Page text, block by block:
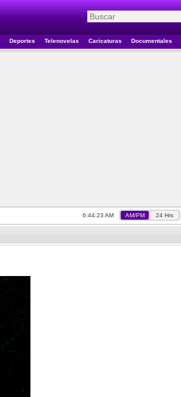
Deportes Telenovelas Caricaturas Documentales
6:44:24 AM AM/PM 24 Hrs